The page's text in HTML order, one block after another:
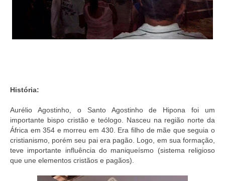
História:
Aurélio Agostinho, o Santo Agostinho de Hipona foi um
importante bispo cristão e teólogo. Nasceu na região norte da
África em 354 e morreu em 430. Era filho de mãe que seguia o
cristianismo, porém seu pai era pagão. Logo, em sua formação,
teve importante influência do maniqueísmo (sistema religioso
que une elementos cristãos e pagãos).